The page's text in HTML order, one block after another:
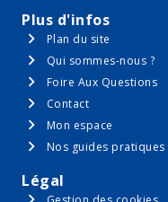
Plus d'infos
Plan du site
Qui sommes-nous ?
Foire Aux Questions
Contact
Mon espace
Nos guides pratiques
Légal